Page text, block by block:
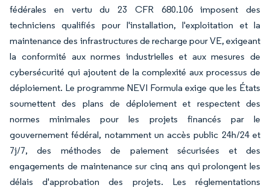
fédérales en vertu du 23 CFR 680.106 imposent des
techniciens qualifiés pour l'installation, l'exploitation et la
maintenance des infrastructures de recharge pour VE, exigeant
la conformité aux normes industrielles et aux mesures de
cybersécurité qui ajoutent de la complexité aux processus de
déploiement. Le programme NEVI Formula exige que les États
soumettent des plans de déploiement et respectent des
normes minimales pour les projets financés par le
gouvernement fédéral, notamment un accès public 24h/24 et
7j/7, des méthodes de paiement sécurisées et des
engagements de maintenance sur cinq ans qui prolongent les
délais d'approbation des projets. Les réglementations